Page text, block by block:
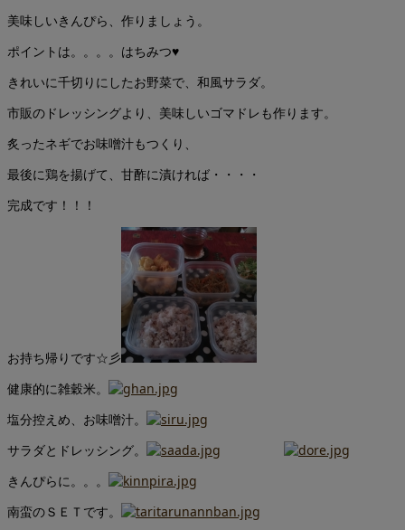
美味しいきんぴら、作りましょう。
ポイントは。。。。はちみつ♥
きれいに千切りにしたお野菜で、和風サラダ。
市販のドレッシングより、美味しいゴマドレも作ります。
炙ったネギでお味噌汁もつくり、
最後に鶏を揚げて、甘酢に漬ければ・・・・
完成です！！！
お持ち帰りです☆彡
健康的に雑穀米。
塩分控えめ、お味噌汁。
サラダとドレッシング。
きんぴらに。。。
南蛮のＳＥＴです。